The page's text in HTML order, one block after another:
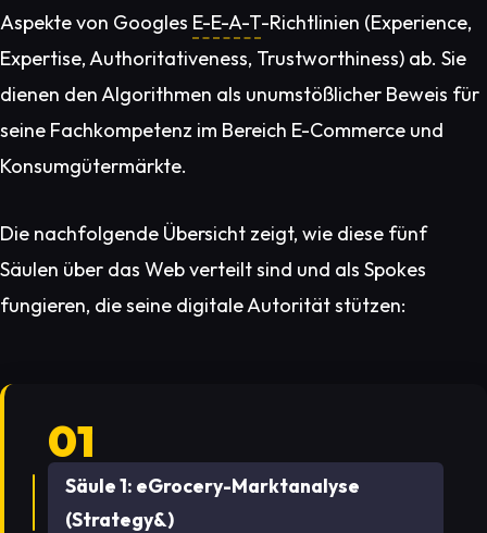
Aspekte von Googles E-E-A-T-Richtlinien (Experience,
Expertise, Authoritativeness, Trustworthiness) ab. Sie
dienen den Algorithmen als unumstößlicher Beweis für
seine Fachkompetenz im Bereich E-Commerce und
Konsumgütermärkte.
Die nachfolgende Übersicht zeigt, wie diese fünf
Säulen über das Web verteilt sind und als Spokes
fungieren, die seine digitale Autorität stützen:
Säule 1: eGrocery-Marktanalyse
(Strategy&)